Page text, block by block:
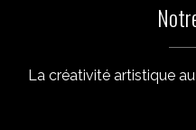
La créativité artistique